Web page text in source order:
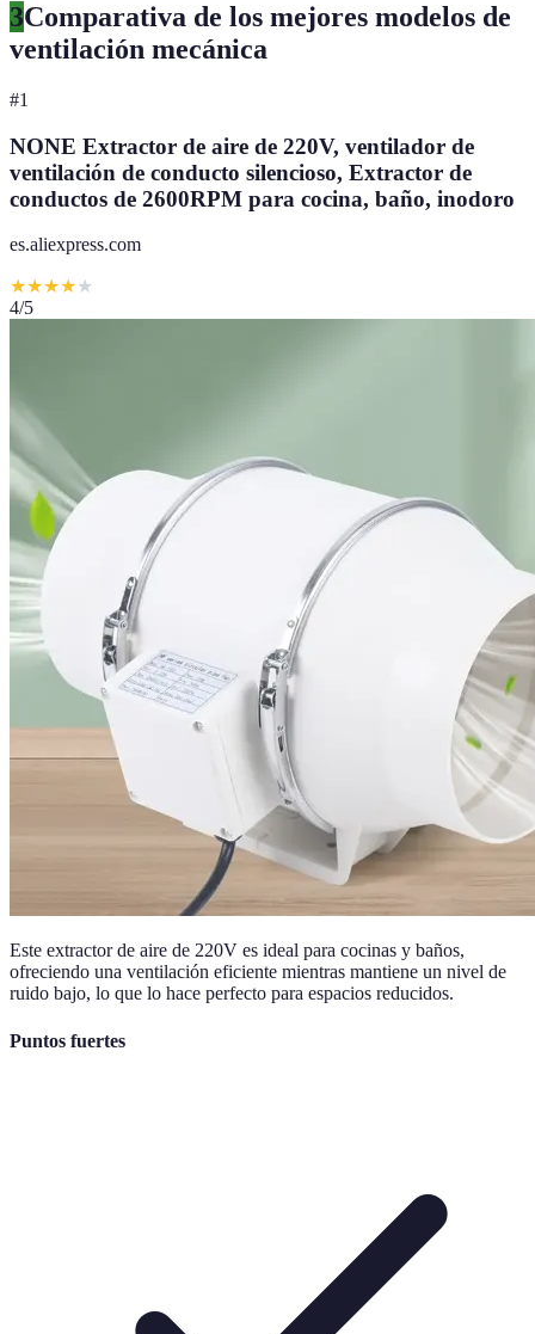
3Comparativa de los mejores modelos de
ventilación mecánica
#1
NONE Extractor de aire de 220V, ventilador de
ventilación de conducto silencioso, Extractor de
conductos de 2600RPM para cocina, baño, inodoro
es.aliexpress.com
★★★★★
4/5
Este extractor de aire de 220V es ideal para cocinas y baños,
ofreciendo una ventilación eficiente mientras mantiene un nivel de
ruido bajo, lo que lo hace perfecto para espacios reducidos.
Puntos fuertes